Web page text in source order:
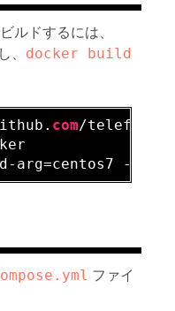
ドするには、
、 docker build
com
arg=centos7 -
ファイ